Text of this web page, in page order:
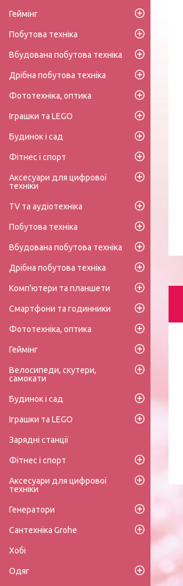
Геймінг
Побутова техніка
Вбудована побутова техніка
Дрібна побутова техніка
Фототехніка, оптика
Іграшки та LEGO
Будинок і сад
Фітнес і спорт
Аксесуари для цифрової
техніки
TV та аудіотехніка
Побутова техніка
Вбудована побутова техніка
Дрібна побутова техніка
Комп'ютери та планшети
Смартфони та годинники
Фототехніка, оптика
Геймінг
Велосипеди, скутери,
самокати
Будинок і сад
Іграшки та LEGO
Зарядні станції
Фітнес і спорт
Аксесуари для цифрової
техніки
Генератори
Сантехніка Grohe
Хобі
Одяг